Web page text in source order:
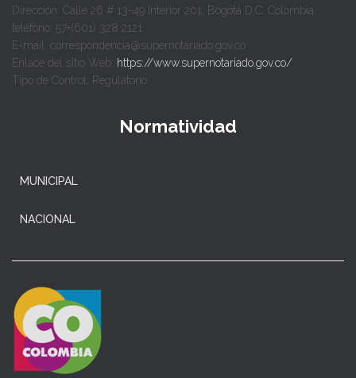
Dirección: Calle 26 # 13-49 Interior 201, Bogotá D.C. Colombia.
teléfono: 57+(601) 328 2121
E-mail: correspondencia@supernotariado.gov.co
Enlace del sitio Web: https://www.supernotariado.gov.co/
Tipo de Control: Regulatorio
Normatividad
MUNICIPAL
NACIONAL